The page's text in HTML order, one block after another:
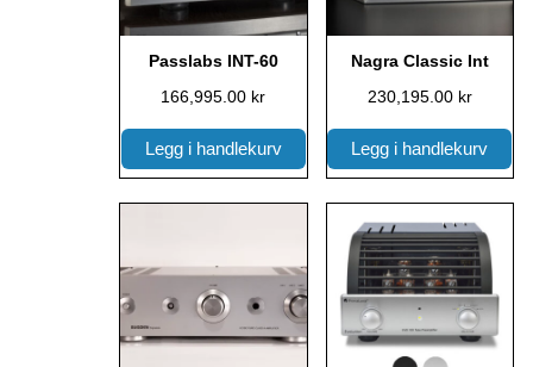
Passlabs INT-60
166,995.00 kr
Legg i handlekurv
Nagra Classic Int
230,195.00 kr
Legg i handlekurv
Dette
produktet
har
flere
varianter.
Alternativene